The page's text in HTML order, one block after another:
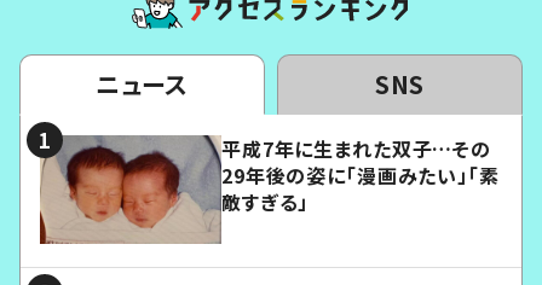
ニュース SNS
平成7年に生まれた双子…その
29年後の姿に「漫画みたい」「素
敵すぎる」